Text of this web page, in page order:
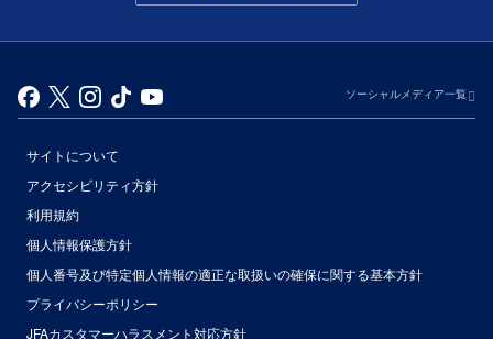
ソーシャルメディア一覧
サイトについて
アクセシビリティ方針
利用規約
個人情報保護方針
個人番号及び特定個人情報の適正な取扱いの確保に関する基本方針
プライバシーポリシー
JFAカスタマーハラスメント対応方針